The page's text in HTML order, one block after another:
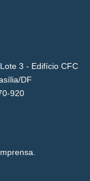
3 - Edifício CFC
DF
920